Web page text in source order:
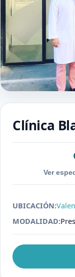
Clínica
Ver
UBICACIÓN:
MODALIDAD: